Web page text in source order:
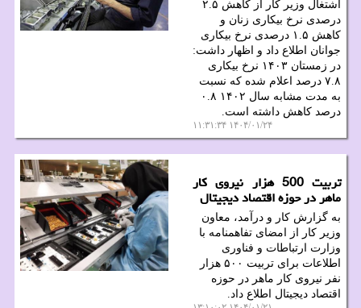
اشتغال وزیر کار از کاهش ۲.۵
درصدی نرخ بیکاری زنان و
کاهش ۱.۵ درصدی نرخ بیکاری
جوانان اطلاع داد و اظهار داشت:
در زمستان ۱۴۰۳ نرخ بیکاری
۷.۸ درصد اعلام شده که نسبت
به مدت مشابه سال ۱۴۰۲ ۰.۸
درصد کاهش داشته است.
۱۴۰۴/۰۱/۲۴ ۱۱:۳۱:۳۴
تربیت 500 هزار نیروی کار
ماهر در حوزه اقتصاد دیجیتال
به گزارش کار و درآمد، معاون
وزیر کار از امضای تفاهمنامه با
وزارت ارتباطات و فناوری
اطلاعات برای تربیت ۵۰۰ هزار
نفر نیروی کار ماهر در حوزه
اقتصاد دیجیتال اطلاع داد.